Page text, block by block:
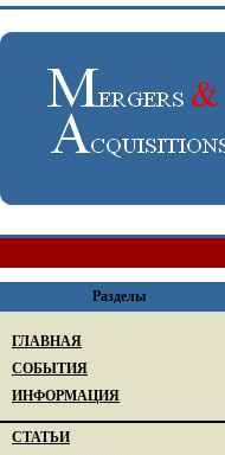
Разделы
ГЛАВНАЯ
СОБЫТИЯ
ИНФОРМАЦИЯ
СТАТЬИ